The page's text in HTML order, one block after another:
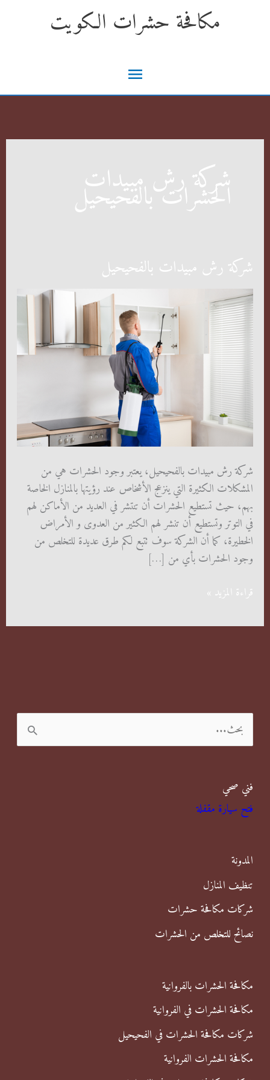
مكافحة حشرات الكويت
القائمة
الرئيسية
شركة رش مبيدات
الحشرات بالفحيحيل
شركة رش مبيدات بالفحيحيل
شركة رش مبيدات بالفحيحيل، يعتبر وجود الحشرات هي من
المشكلات الكثيرة التي ينزعج الأشخاص عند رؤيتها بالمنازل الخاصة
بهم، حيث تستطيع الحشرات أن تنتشر في العديد من الأماكن لهم
في التوتر وتستطيع أن تنشر لهم الكثير من العدوى و الأمراض
الخطيرة، كما أن الشركة سوف تتبع لكم طرق عديدة للتخلص من
وجود الحشرات بأي من […]
شركة
مبيدات
قراءة المزيد »
ل
ح
ث
ن
فني صحي
فتح سيارة مقفلة
المدونة
تنظيف المنازل
شركات مكافحة حشرات
نصائح للتخلص من الحشرات
مكافحة الحشرات بالفروانية
مكافحة الحشرات في الفروانية
شركات مكافحة الحشرات في الفحيحيل
مكافحة الحشرات الفروانية